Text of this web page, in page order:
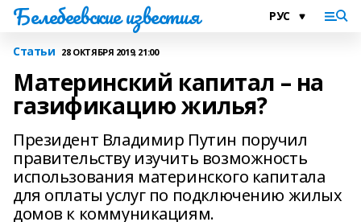
Белебеевские известия
Статьи 28 ОКТЯБРЯ 2019, 21:00
Материнский капитал – на
газификацию жилья?
Президент Владимир Путин поручил
правительству изучить возможность
использования материнского капитала
для оплаты услуг по подключению жилых
домов к коммуникациям.